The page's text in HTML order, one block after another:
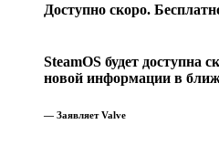
Доступно скоро.
SteamOS будет доступна
новой информации в
— Заявляет Valve